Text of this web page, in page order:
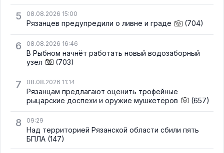
5 08.08.2026 15:00
Рязанцев предупредили о ливне и граде (704)
6 08.08.2026 16:46
В Рыбном начнёт работать новый водозаборный
узел
(703)
7 08.08.2026 11:14
Рязанцам предлагают оценить трофейные
рыцарские доспехи и оружие мушкетёров
(657)
8 09:29
Над территорией Рязанской области сбили пять
БПЛА (147)